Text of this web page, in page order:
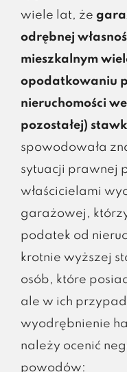
wiele lat, że
odrębnej
mieszkalnym
opodatkowaniu
nieruchomości
pozostałej)
spowodowała
sytuacji prawnej
właścicielami
garażowej,
podatek od
krotnie wyższej
osób, które
ale w ich
wyodrębnienie
należy ocenić
powodów: